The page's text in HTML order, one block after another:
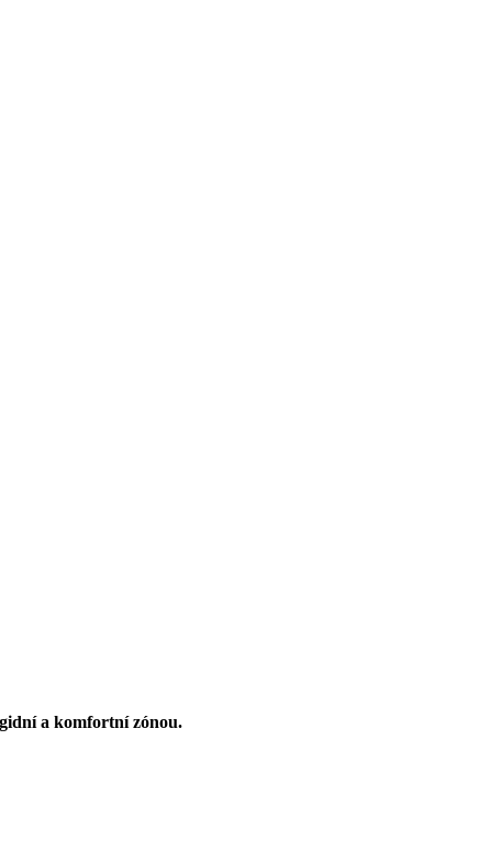
a komfortní zónou.